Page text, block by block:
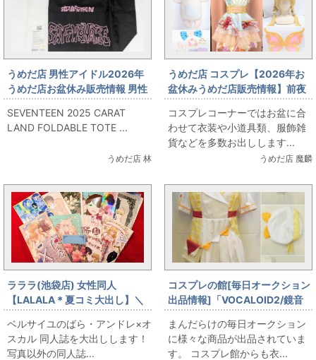
うめだ店 男性アイドル2026年
うめだ店お盆休み販売情報 男性
アイドルコーナー
SEVENTEEN・FOLDABLE
TOTE BAG
SEVENTEEN 2025 CARAT
LAND FOLDABLE TOTE ...
うめだ店 林
うめだ店 コスプレ【2026年お
盆休みうめだ店販売情報】前夜
祭★3Fコスプレコーナー★ アイ
ドルマスターシンデレラガール
ズ 双葉杏 風 コスプレ衣装
コスプレコーナーではお盆に合
わせて衣装や小道具類、服飾雑
貨などを多数お出しします...
うめだ店 魔麟
ラララ(池袋店) 女性同人
【LALALA＊夏コミ大出し】＼
＼ベルばら出します／／【8月
15日販売】
ベルサイユのばら・アンドレ×オ
スカル 同人誌を大出しします！
写真以外の同人誌...
コスプレの館[毎日オークション
出品情報]「VOCALOID2/鏡音
リン/マジカルミライ2024/女性
用Mサイズ(日本サイズ)/コスプ
レ衣装」を出品しています
まんだらけの毎日オークション
に様々な商品が出品されていま
す。 コスプレ館からも衣...